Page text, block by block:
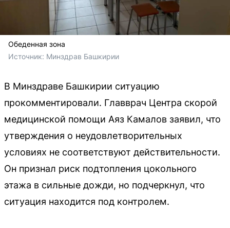
Обеденная зона
Источник: Минздрав Башкирии
В Минздраве Башкирии ситуацию
прокомментировали. Главврач Центра скорой
медицинской помощи Аяз Камалов заявил, что
утверждения о неудовлетворительных
условиях не соответствуют действительности.
Он признал риск подтопления цокольного
этажа в сильные дожди, но подчеркнул, что
ситуация находится под контролем.